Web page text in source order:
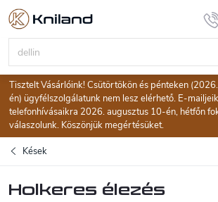
Ugrás
tartalomhoz
Tisztelt Vásárlóink! Csütörtökön és pénteken
én) ügyfélszolgálatunk nem lesz elérhető. E-
telefonhívásaikra 2026. augusztus 10-én, hétfőn
válaszolunk. Köszönjük megértésüket.
Kések
Holkeres élezés